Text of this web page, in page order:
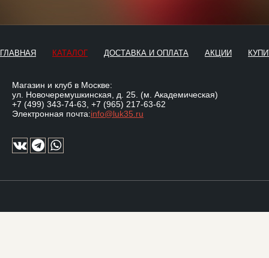
ГЛАВНАЯ КАТАЛОГ ДОСТАВКА И ОПЛАТА АКЦИИ
Магазин и клуб в Москве:
ул. Новочеремушкинская, д. 25. (м. Академическая)
+7 (499) 343-74-63 +7 (965) 217-63-62
Электронная почта:info@luk35.ru